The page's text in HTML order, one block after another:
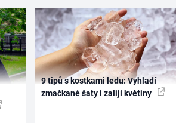
9 tipů s kostkami ledu: Vyhladí
zmačkané šaty i zalijí květiny